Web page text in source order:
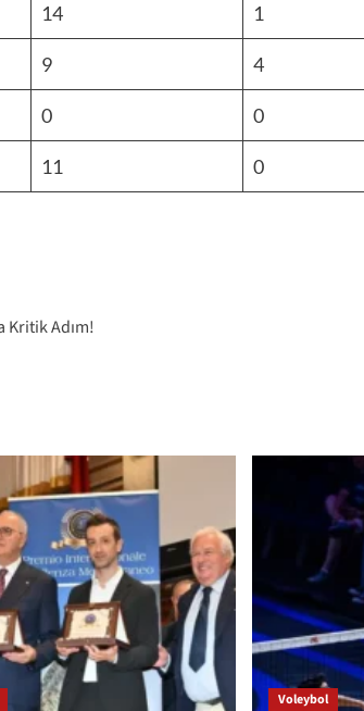
14 1
9 4
0 0
11 0
Kritik Adım!
Voleybol